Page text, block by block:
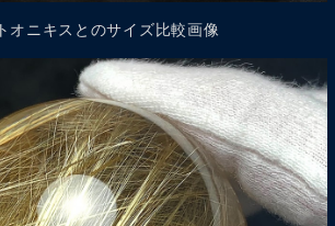
オニキスとのサイズ比較画像